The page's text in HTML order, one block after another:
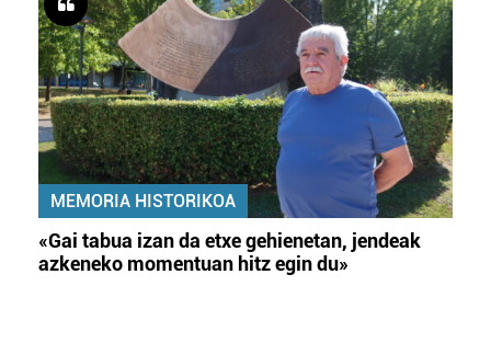
MEMORIA HISTORIKOA
«Gai tabua izan da etxe gehienetan, jendeak
azkeneko momentuan hitz egin du»